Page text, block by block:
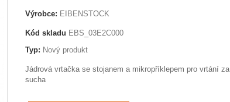
Výrobce: EIBENSTOCK
Kód skladu EBS_03E2C000
Typ: Nový produkt
Jádrová vrtačka se stojanem a mikropříklepem pro vrtání za
sucha